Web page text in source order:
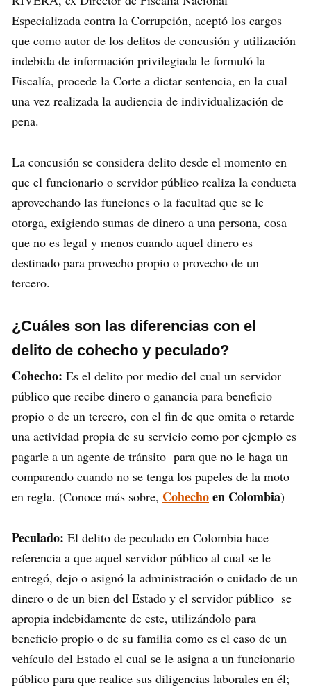
Especializada contra la Corrupción, aceptó los cargos
que como autor de los delitos de concusión y utilización
indebida de información privilegiada le formuló la
Fiscalía, procede la Corte a dictar sentencia, en la cual
una vez realizada la audiencia de individualización de
pena.
La concusión se considera delito desde el momento en
que el funcionario o servidor público realiza la conducta
aprovechando las funciones o la facultad que se le
otorga, exigiendo sumas de dinero a una persona, cosa
que no es legal y menos cuando aquel dinero es
destinado para provecho propio o provecho de un
tercero.
¿Cuáles son las diferencias con el
delito de cohecho y peculado?
Cohecho: Es el delito por medio del cual un servidor
público que recibe dinero o ganancia para beneficio
propio o de un tercero, con el fin de que omita o retarde
una actividad propia de su servicio como por ejemplo es
pagarle a un agente de tránsito para que no le haga un
comparendo cuando no se tenga los papeles de la moto
en regla. (Conoce más sobre, Cohechoen Colombia)
Peculado: El delito de peculado en Colombia hace
referencia a que aquel servidor público al cual se le
entregó, dejo o asignó la administración o cuidado de un
dinero o de un bien del Estado y el servidor público se
apropia indebidamente de este, utilizándolo para
beneficio propio o de su familia como es el caso de un
vehículo del Estado el cual se le asigna a un funcionario
público para que realice sus diligencias laborales en él;